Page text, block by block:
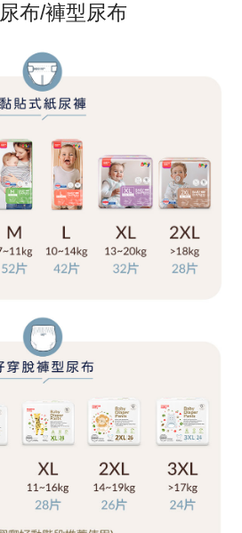
布/褲型尿布